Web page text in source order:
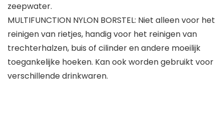
zeepwater.
MULTIFUNCTION NYLON BORSTEL: Niet alleen voor het
reinigen van rietjes, handig voor het reinigen van
trechterhalzen, buis of cilinder en andere moeilijk
toegankelijke hoeken. Kan ook worden gebruikt voor
verschillende drinkwaren.